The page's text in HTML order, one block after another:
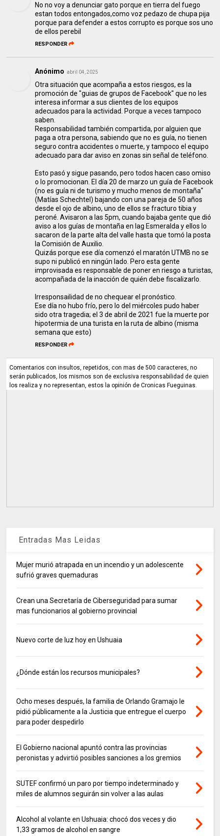
No no voy a denunciar gato porque en tierra del fuego
estan todos entongados,como voz pedazo de chupa pija
porque para defender a estos corrupto es porque sos uno
de ellos perebil
RESPONDER
Anónimo abril 04, 2025
Otra situación que acompaña a estos riesgos, es la
promoción de "guias de grupos de Facebook" que no les
interesa informar a sus clientes de los equipos
adecuados para la actividad. Porque a veces tampoco
saben.
Responsabilidad también compartida, por alguien que
paga a otra persona, sabiendo que no es guía, no tienen
seguro contra accidentes o muerte, y tampoco el equipo
adecuado para dar aviso en zonas sin señal de teléfono.
Esto pasó y sigue pasando, pero todos hacen caso omiso
o lo promocionan. El día 20 de marzo un guía de Facebook
(no es guía ni de turismo y mucho menos de montaña"
(Matías Schechtel) bajando con una pareja de 50 años
desde el ojo de albino, uno de ellos se fracturo tibia y
peroné. Avisaron a las 5pm, cuando bajaba gente que dió
aviso a los guías de montaña en lag Esmeralda y ellos lo
sacaron de la parte alta del valle hasta que tomó la posta
la Comisión de Auxilio.
Quizás porque ese día comenzó el maratón UTMB no se
supo ni publicó en ningún lado. Pero esta gente
improvisada es responsable de poner en riesgo a turistas,
acompañada de la inacción de quién debe fiscalizarlo.
Irresponsailidad de no chequear el pronóstico.
Ese día no hubo frío, pero lo del miércoles pudo haber
sido otra tragedia; el 3 de abril de 2021 fue la muerte por
hipotermia de una turista en la ruta de albino (misma
semana que esto)
RESPONDER
Comentarios con insultos, repetidos, con mas de 500 caracteres, no
serán publicados, los mismos son de exclusiva responsabilidad de quien
los realiza y no representan, estos la opinión de Cronicas Fueguinas.
Entradas Mas Leidas
Mujer murió atrapada en un incendio y un adolescente
sufrió graves quemaduras
Crean una Secretaría de Ciberseguridad para sumar
mas funcionarios al gobierno provincial
Nuevo corte de luz hoy en Ushuaia
¿Dónde están los recursos municipales?
Ocho meses después, la familia de Orlando Gramajo le
pidió públicamente a la Justicia que entregue el cuerpo
para poder despedirlo
El Gobierno nacional apuntó contra las provincias
peronistas y advirtió posibles sanciones a los gremios
SUTEF confirmó un paro por tiempo indeterminado y
miles de alumnos seguirán sin volver a las aulas
Alcohol al volante en Ushuaia: chocó dos veces y dio
1,33 gramos de alcohol en sangre